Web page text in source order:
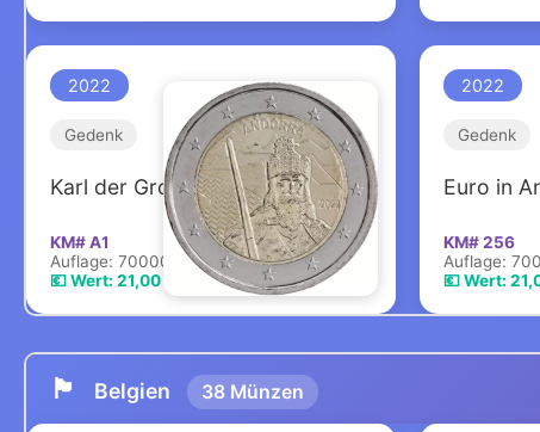
2022
Gedenk
Karl der Große
KM# A1
Auflage: 70000
💶 Wert: 21,00 €
2022
Gedenk
Euro in
KM# 256
Auflage:
💶 Wert:
🏴 Belgien 38 Münzen